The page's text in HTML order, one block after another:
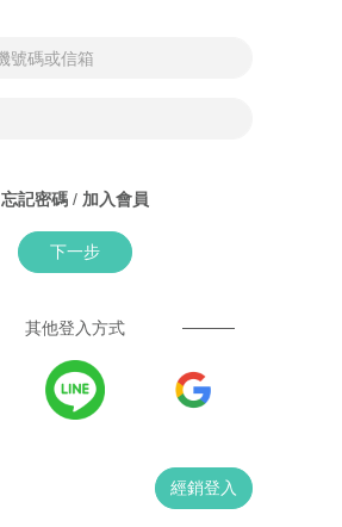
忘記密碼 / 加入會員
下一步
其他登入方式
經銷登入